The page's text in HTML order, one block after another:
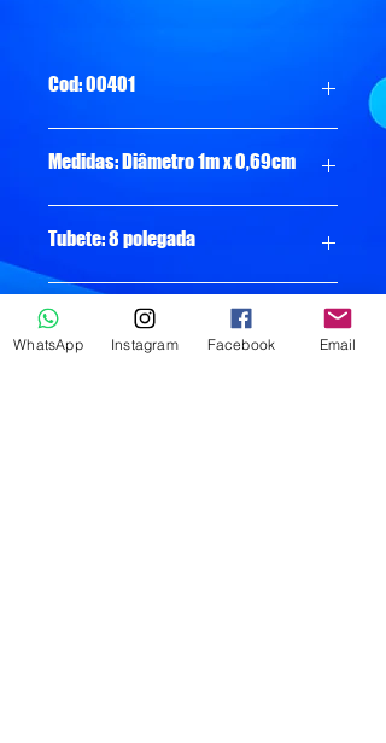
Cod: 00401
Medidas: Diâmetro 1m x 0,69cm
Tubete: 8 polegada
100% Celulose
WhatsApp Instagram Facebook Email